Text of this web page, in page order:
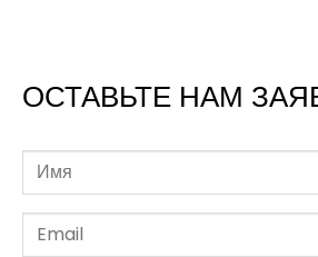
ОСТАВЬТЕ НАМ